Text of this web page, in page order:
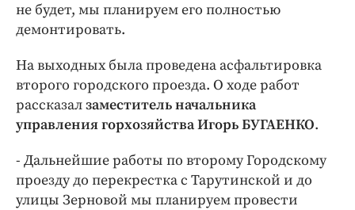
не будет, мы планируем его полностью
демонтировать.
На выходных была проведена асфальтировка
второго городского проезда. О ходе работ
рассказалзаместитель начальника
управления горхозяйства Игорь БУГАЕНКО.
- Дальнейшие работы по второму Городскому
проезду до перекрестка с Тарутинской и до
улицы Зерновой мы планируем провести